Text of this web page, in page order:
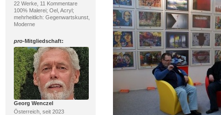
22 Werke, 11 Kommentare
100% Malerei; Oel, Acryl;
mehrheitlich: Gegenwartskunst,
Moderne
pro-Mitgliedschaft:
Georg Wenczel
Österreich, seit 2023